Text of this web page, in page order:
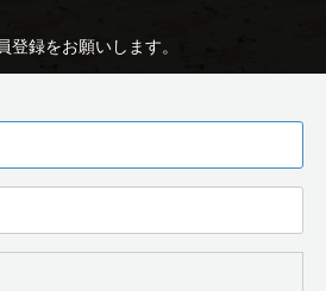
録をお願いします。